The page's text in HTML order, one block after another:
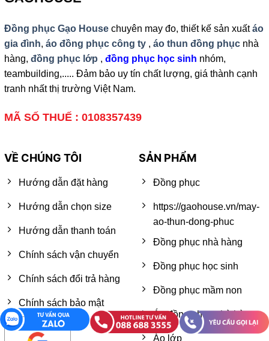
Đồng phục Gạo Housechuyên may đo, thiết kế sản xuấtáo
gia đình, áo đồng phục công ty, áo thun đồng phụcnhà
hàng, đồng phục lớp , đồng phục học sinh nhóm,
teambuilding,..... Đảm bảo uy tín chất lượng, giá thành cạnh
tranh nhất thị trường Việt Nam.
MÃ SỐ THUẾ : 0108357439
VỀ CHÚNG TÔI
Hướng dẫn đặt hàng
Hướng dẫn chọn size
Hướng dẫn thanh toán
Chính sách vận chuyển
Chính sách đổi trả hàng
Chính sách bảo mật
SẢN PHẨM
Đồng phục
https://gaohouse.vn/may-
ao-thun-dong-phuc
Đồng phục nhà hàng
Đồng phục học sinh
Đồng phục mầm non
Áo đồng phục nhà hàng
Áo lớp